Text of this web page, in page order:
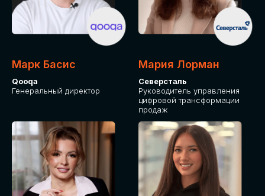
Марк Басис
Qooqa
Генеральный директор
Мария Лорман
Северсталь
Руководитель управления
цифровой трансформации
продаж
СТАНЬТЕ
ЭКСПОНЕНТОМ